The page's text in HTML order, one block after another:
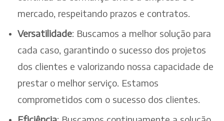
mercado, respeitando prazos e contratos.
Versatilidade: Buscamos a melhor solução para
cada caso, garantindo o sucesso dos projetos
dos clientes e valorizando nossa capacidade de
prestar o melhor serviço. Estamos
comprometidos com o sucesso dos clientes.